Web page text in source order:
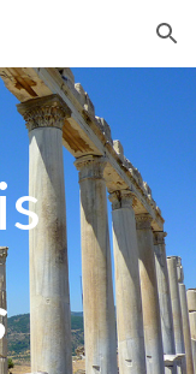
Skip to navigation